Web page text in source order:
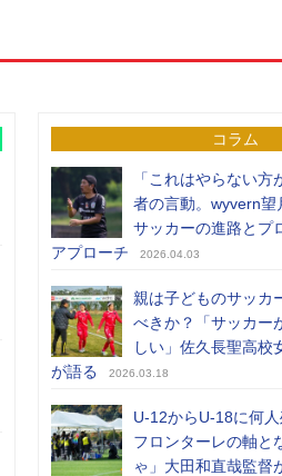
コラム
「これはやらない
者の言動。wyvern望
サッカーの進路とプ
アプローチ
2026.04.03
親は子どものサッカ
べきか？「サッカー
しい」佐久長聖高校
が語る
2026.03.18
U-12からU-18に何
フロンターレの軸と
ゃ」大田和直哉監督